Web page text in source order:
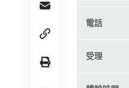
電話
受理